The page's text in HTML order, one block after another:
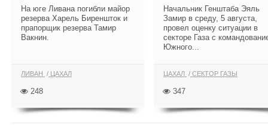
На юге Ливана погибли майор
резерва Харель Биреншток и
прапорщик резерва Тамир
Вакнин.
ЛИВАН ЦАХАЛ
248
Начальник Генштаба Эяль
Замир в среду, 5 августа,
провел оценку ситуации в
секторе Газа с
Южного...
ЦАХАЛ СЕКТОР ГАЗЫ
347